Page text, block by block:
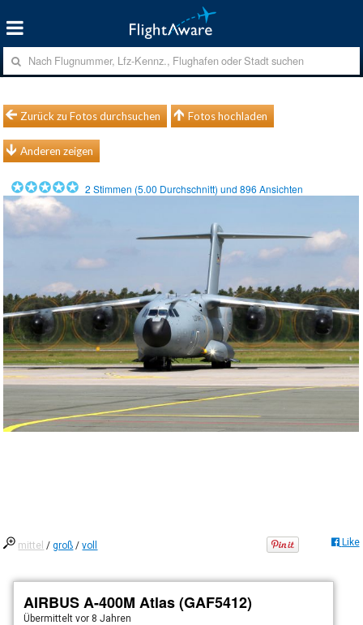
Zurück zu Fotos durchsuchen Fotos hochladen
Anderen zeigen
2 Stimmen (5.00 Durchschnitt) und896 Ansichten
mittel /groß /voll Like
AIRBUS A-400M Atlas (GAF5412)
Übermitteltvor 8 Jahren